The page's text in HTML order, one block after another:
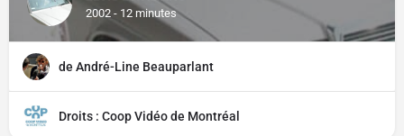
2002 - 12 minutes
de André-Line Beauparlant
Droits : Coop Vidéo de Montréal